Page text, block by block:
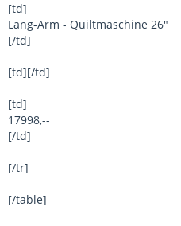
[td]
Lang-Arm - Quiltmaschine 26"
[/td]
[td][/td]
[td]
17998,--
[/td]
[/tr]
[/table]